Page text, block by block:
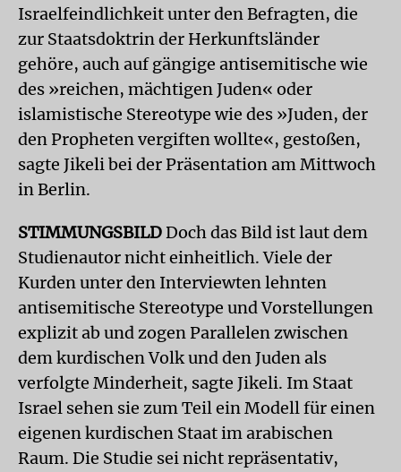
Israelfeindlichkeit unter den Befragten, die
zur Staatsdoktrin der Herkunftsländer
gehöre, auch auf gängige antisemitische wie
des »reichen, mächtigen Juden« oder
islamistische Stereotype wie des »Juden, der
den Propheten vergiften wollte«, gestoßen,
sagte Jikeli bei der Präsentation am Mittwoch
in Berlin.
STIMMUNGSBILDDoch das Bild ist laut dem
Studienautor nicht einheitlich. Viele der
Kurden unter den Interviewten lehnten
antisemitische Stereotype und Vorstellungen
explizit ab und zogen Parallelen zwischen
dem kurdischen Volk und den Juden als
verfolgte Minderheit, sagte Jikeli. Im Staat
Israel sehen sie zum Teil ein Modell für einen
eigenen kurdischen Staat im arabischen
Raum. Die Studie sei nicht repräsentativ,